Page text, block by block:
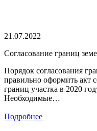
21.07.2022
Cогласование границ
Порядок согласования
правильно оформить акт
границ участка в 2020
Необходимые…
Подробнее